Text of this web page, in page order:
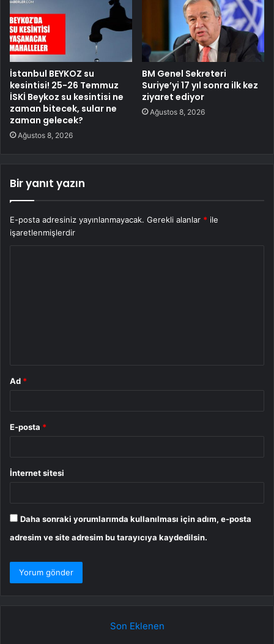
İstanbul BEYKOZ su
kesintisi! 25-26 Temmuz
İSKİ Beykoz su kesintisi ne
zaman bitecek, sular ne
zaman gelecek?
Ağustos 8, 2026
BM Genel Sekreteri
Suriye’yi 17 yıl sonra ilk kez
ziyaret ediyor
Ağustos 8, 2026
Bir yanıt yazın
E-posta adresiniz yayınlanmayacak. Gerekli alanlar * ile
işaretlenmişlerdir
Ad *
E-posta *
İnternet sitesi
Daha sonraki yorumlarımda kullanılması için adım, e-posta
adresim ve site adresim bu tarayıcıya kaydedilsin.
Son Eklenen